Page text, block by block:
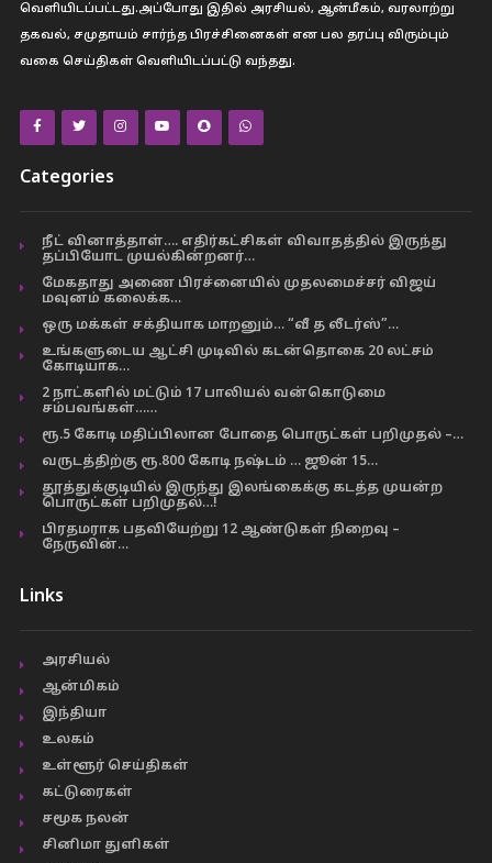
வெளியிடப்பட்டது.அப்போது இதில் அரசியல், ஆன்மீகம், வரலாற்று
தகவல், சமுதாயம் சார்ந்த பிரச்சினைகள் என பல தரப்பு விரும்பும்
வகை செய்திகள் வெளியிடப்பட்டு வந்தது.
Categories
நீட் வினாத்தாள்…. எதிர்கட்சிகள் விவாதத்தில் இருந்து
தப்பியோட முயல்கின்றனர்…
மேகதாது அணை பிரச்னையில் முதலமைச்சர் விஜய்
மவுனம் கலைக்க…
ஒரு மக்கள் சக்தியாக மாறனும்… “வீ த லீடர்ஸ்”…
உங்களுடைய ஆட்சி முடிவில் கடன்தொகை 20 லட்சம்
கோடியாக…
2 நாட்களில் மட்டும் 17 பாலியல் வன்கொடுமை
சம்பவங்கள்……
ரூ.5 கோடி மதிப்பிலான போதை பொருட்கள் பறிமுதல் –…
வருடத்திற்கு ரூ.800 கோடி நஷ்டம் … ஜூன் 15…
தூத்துக்குடியில் இருந்து இலங்கைக்கு கடத்த முயன்ற
பொருட்கள் பறிமுதல்…!
பிரதமராக பதவியேற்று 12 ஆண்டுகள் நிறைவு –
நேருவின்…
Links
அரசியல்
ஆன்மிகம்
இந்தியா
உலகம்
உள்ளூர் செய்திகள்
கட்டுரைகள்
சமூக நலன்
சினிமா துளிகள்